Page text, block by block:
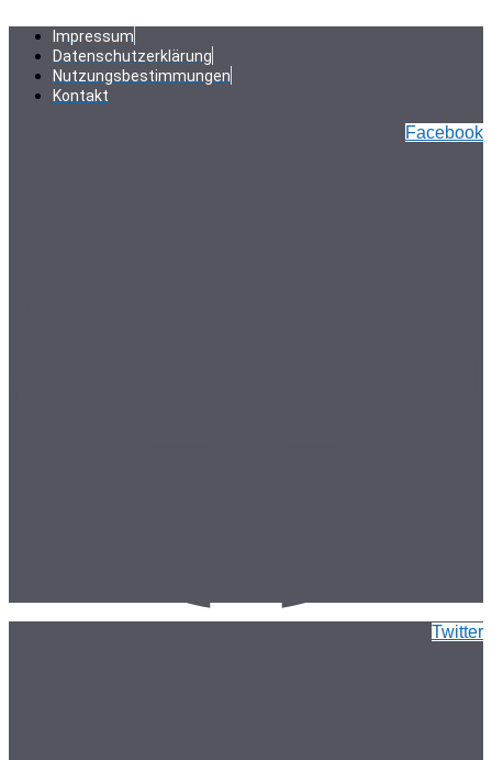
Inhalt
springen
Impressum
Datenschutzerklärung
Nutzungsbestimmungen
Kontakt
Facebook
Twitter